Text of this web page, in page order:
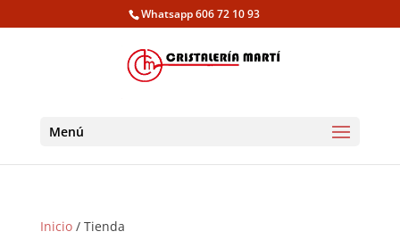
Whatsapp 606 72 10 93
Menú
Inicio/ Tienda